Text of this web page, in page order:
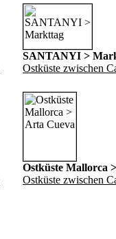
SANTANYI >
Ostküste zwischen
Ostküste Mallorca
Ostküste zwischen